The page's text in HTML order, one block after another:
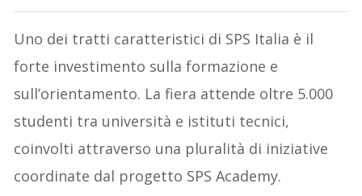
Uno dei tratti caratteristici di SPS Italia è il
forte investimento sulla formazione e
sull’orientamento. La fiera attende oltre 5.000
studenti tra università e istituti tecnici,
coinvolti attraverso una pluralità di iniziative
coordinate dal progetto SPS Academy.